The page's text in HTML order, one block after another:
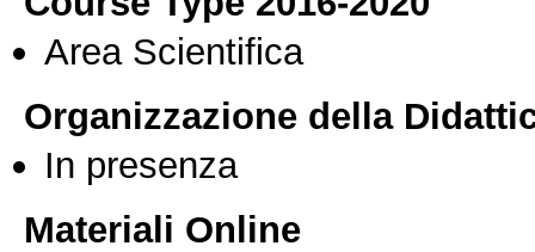
Area Scientifica
Organizzazione della
In presenza
Materiali Online